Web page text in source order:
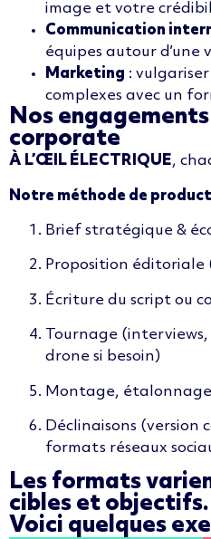
image et votre
Communication
équipes autour d’une
Marketing :
complexes avec un
Nos
corporate
À L’ŒIL ÉLECTRIQUE,
Notre méthode de
Brief stratégique &
Proposition
Écriture du script ou
Tournage
drone si besoin)
Montage,
Déclinaisons (version
formats réseaux
Les formats
cibles et objectifs.
Voici quelques